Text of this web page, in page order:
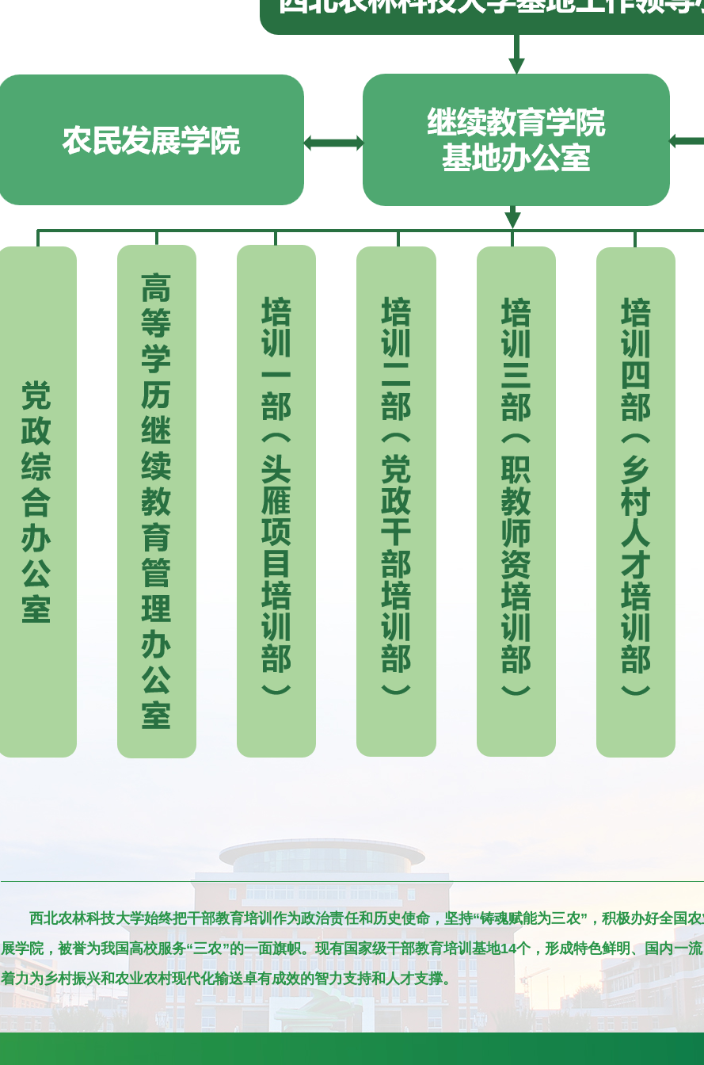
西北农林科技大学始终把干部教育培训作为政治责任和历史使命，坚持“铸魂赋能为三农”，积极办好全国
展学院，被誉为我国高校服务“三农”的一面旗帜。现有国家级干部教育培训基地14个，形成特色鲜明、国内一
着力为乡村振兴和农业农村现代化输送卓有成效的智力支持和人才支撑。